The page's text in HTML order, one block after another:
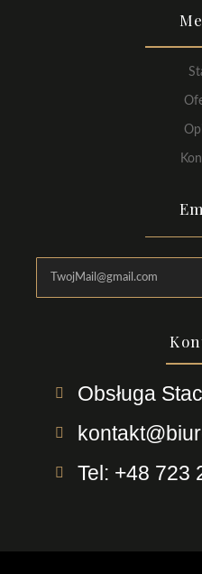
Obsługa
Tel: +48 723